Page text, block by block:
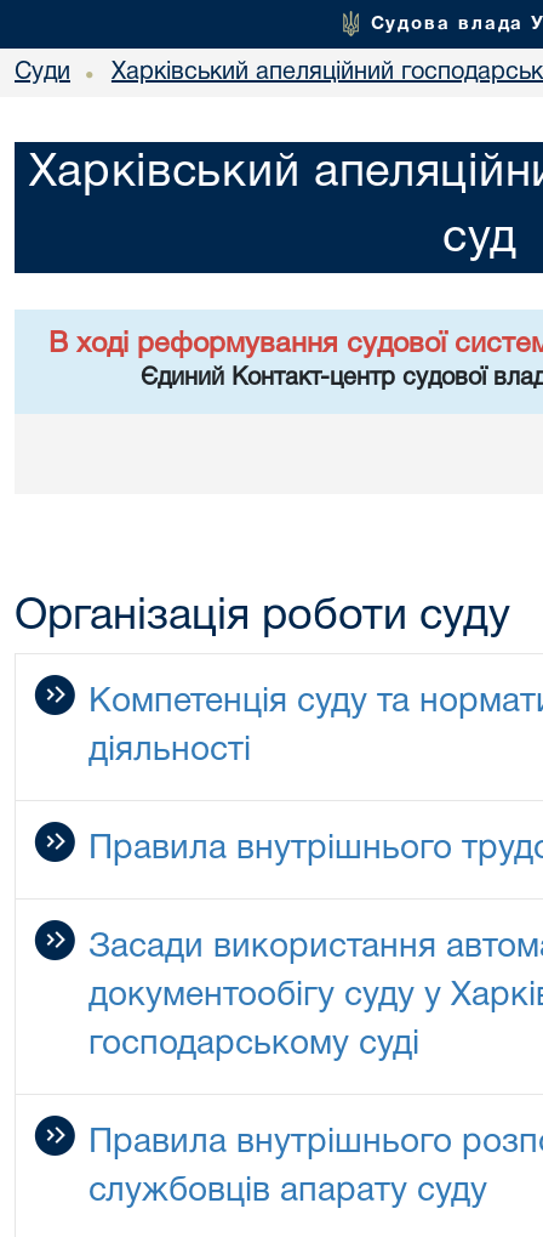
Судова влада
Суди • Харківський апеляційний
Харківський
суд
В ході реформування судової
Єдиний Контакт-центр судової
Організація роботи суду
Компетенція суду та
діяльності
Правила внутрішнього
Засади використання
документообігу суду у
господарському суді
Правила внутрішнього
службовців апарату суду